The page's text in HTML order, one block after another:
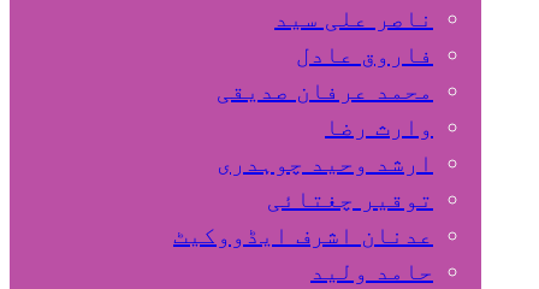
ناصر علی سید
فاروق عادل
محمد عرفان صدیقی
وارث رضا
ارشد وحید چوہدری
توقیر چغتائی
عدنان اشرف ایڈووکیٹ
حامد ولید